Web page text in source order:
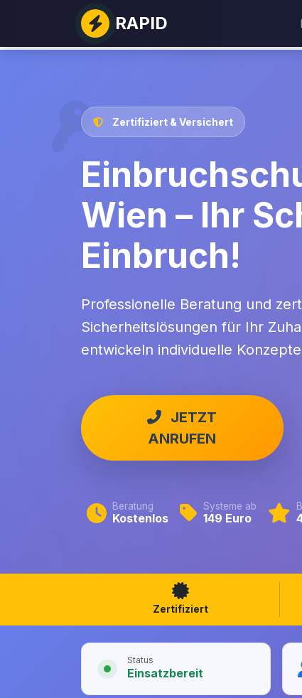
RAPID
Zertifiziert & Versichert
Wien – Ihr
Einbruch!
Professionelle Beratung und
Sicherheitslösungen für Ihr
entwickeln individuelle
JETZT
ANRUFEN
Beratung
Kostenlos
Systeme ab
149 Euro
Zertifiziert
Status
Einsatzbereit